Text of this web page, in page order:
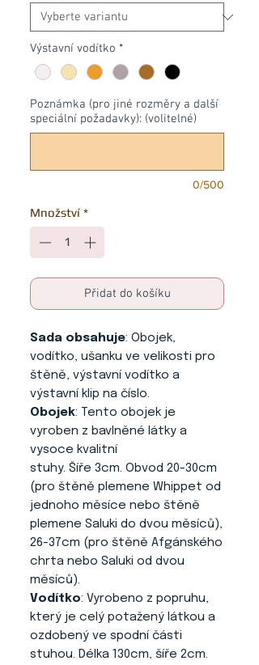
Výstavní vodítko *
Poznámka (pro jiné rozměry a další
speciální požadavky): (volitelné)
0/500
Množství *
Přidat do košíku
Sada obsahuje: Obojek,
vodítko, ušanku ve velikosti pro
štěně, výstavní vodítko a
výstavní klip na číslo.
Obojek: Tento obojek je
vyroben z bavlněné látky a
vysoce kvalitní
stuhy. Šíře 3cm. Obvod 20-30cm
(pro štěně plemene Whippet od
jednoho měsíce nebo štěně
plemene Saluki do dvou měsíců),
26-37cm (pro štěně Afgánského
chrta nebo Saluki od dvou
měsíců).
Vodítko: Vyrobeno z popruhu,
který je celý potažený látkou a
ozdobený ve spodní části
stuhou. Délka 130cm, šíře 2cm.